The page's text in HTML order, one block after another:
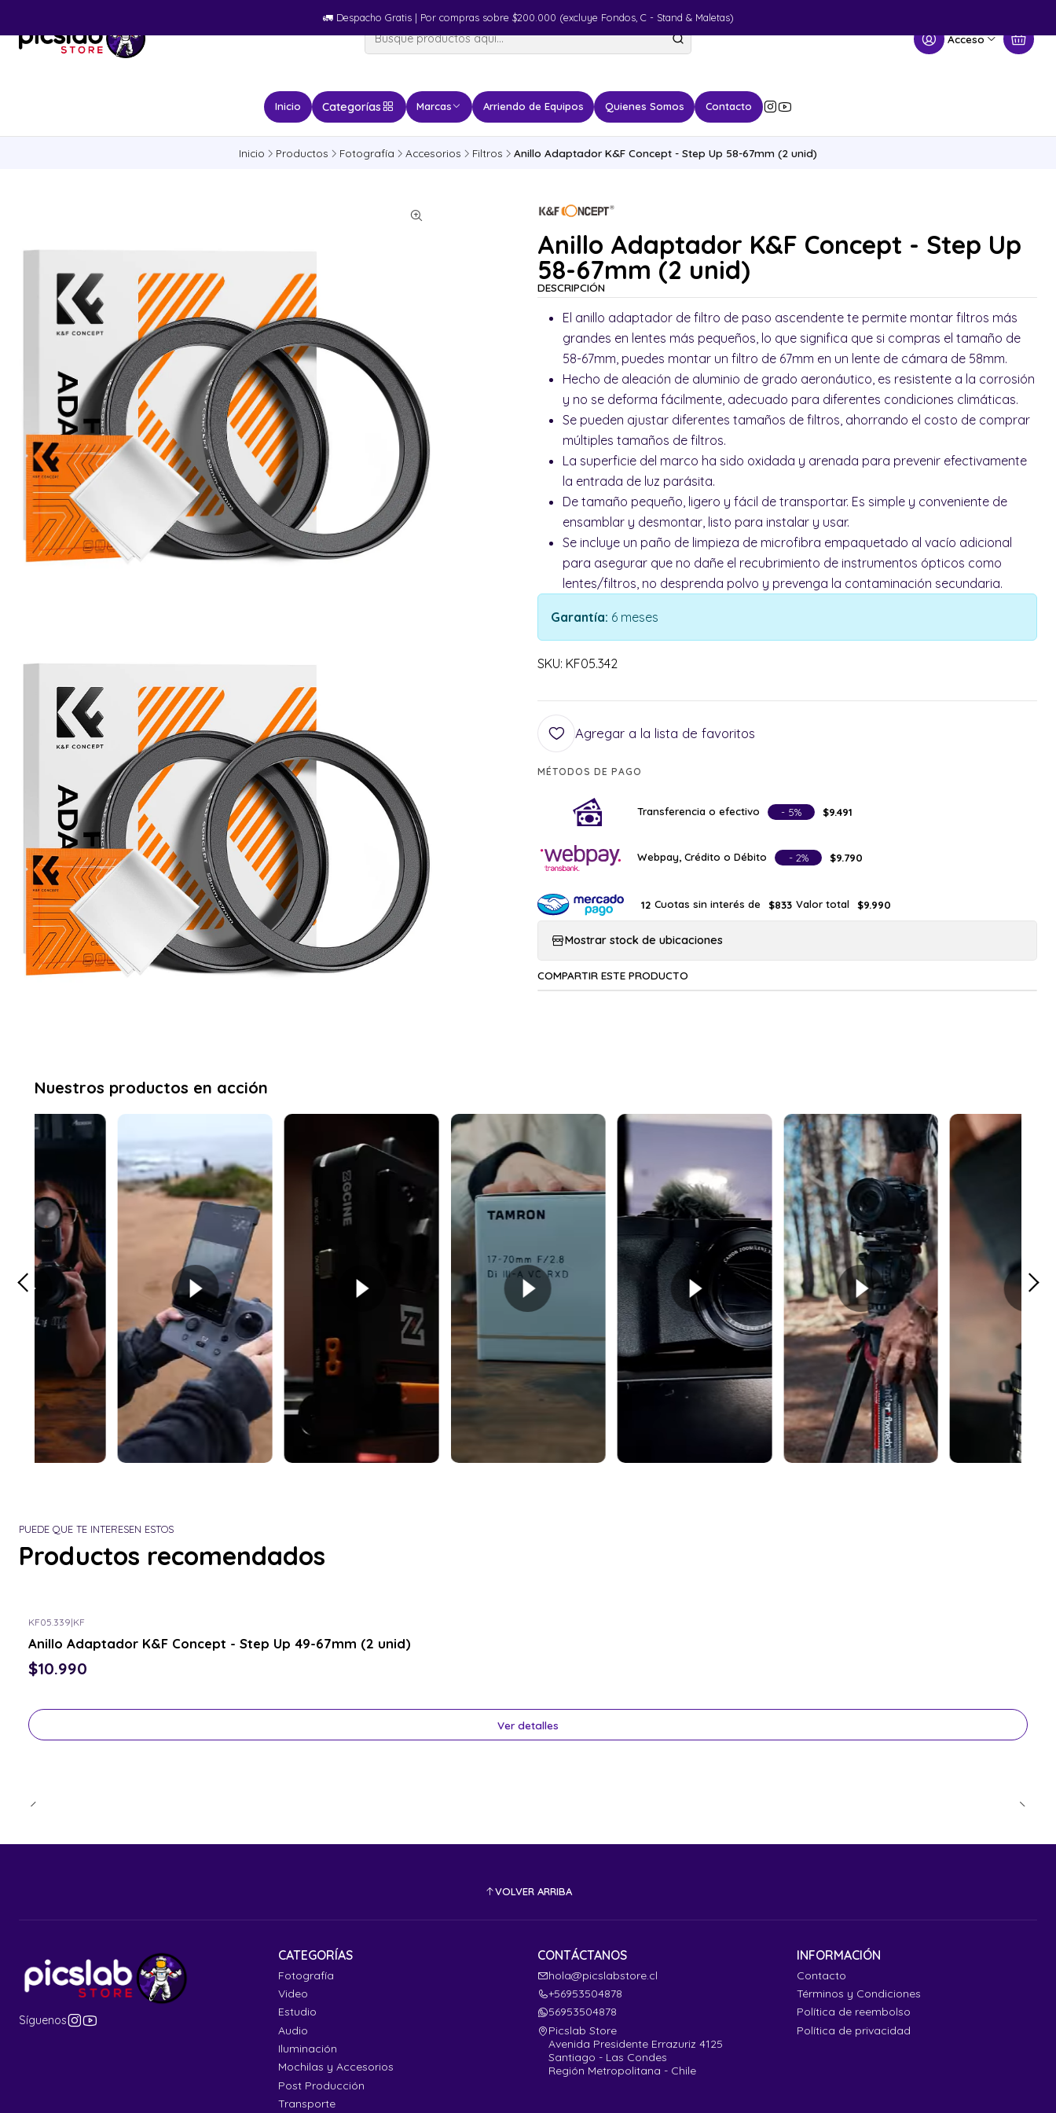
Acceso
Inicio Categorías Marcas Arriendo de Equipos Quienes Somos Contacto
🚛​ Despacho Gratis | Por compras sobre $200.000 (excluye Fondos, C - Stand & Maletas)
Inicio Productos Fotografía Accesorios Filtros Anillo Adaptador K&F Concept - Step Up 58-67mm (2 unid)
Anillo Adaptador K&F Concept - Step Up
58-67mm (2 unid)
DESCRIPCIÓN
El anillo adaptador de filtro de paso ascendente te permite montar filtros más
grandes en lentes más pequeños, lo que significa que si compras el tamaño de
58-67mm, puedes montar un filtro de 67mm en un lente de cámara de 58mm.
Hecho de aleación de aluminio de grado aeronáutico, es resistente a la corrosión
y no se deforma fácilmente, adecuado para diferentes condiciones climáticas.
Se pueden ajustar diferentes tamaños de filtros, ahorrando el costo de comprar
múltiples tamaños de filtros.
La superficie del marco ha sido oxidada y arenada para prevenir efectivamente
la entrada de luz parásita.
De tamaño pequeño, ligero y fácil de transportar. Es simple y conveniente de
ensamblar y desmontar, listo para instalar y usar.
Se incluye un paño de limpieza de microfibra empaquetado al vacío adicional
para asegurar que no dañe el recubrimiento de instrumentos ópticos como
lentes/filtros, no desprenda polvo y prevenga la contaminación secundaria.
Garantía: 6 meses
SKU: KF05.342
Agregar a la lista de favoritos
MÉTODOS DE PAGO
Transferencia o efectivo - 5% $9.491
Webpay, Crédito o Débito - 2% $9.790
12 Cuotas sin interés de $833 Valor total $9.990
Mostrar stock de ubicaciones
COMPARTIR ESTE PRODUCTO
PUEDE QUE TE INTERESEN ESTOS
Productos recomendados
KF05.339|KF
Anillo Adaptador K&F Concept - Step Up 49-67mm (2 unid)
$10.990
Ver detalles
VOLVER ARRIBA
Síguenos
CATEGORÍAS
Fotografía
Video
Estudio
Audio
Iluminación
Mochilas y Accesorios
Post Producción
Transporte
CONTÁCTANOS
hola@picslabstore.cl
+56953504878
56953504878
Picslab Store
Avenida Presidente Errazuriz 4125
Santiago - Las Condes
Región Metropolitana - Chile
INFORMACIÓN
Contacto
Términos y Condiciones
Política de reembolso
Política de privacidad